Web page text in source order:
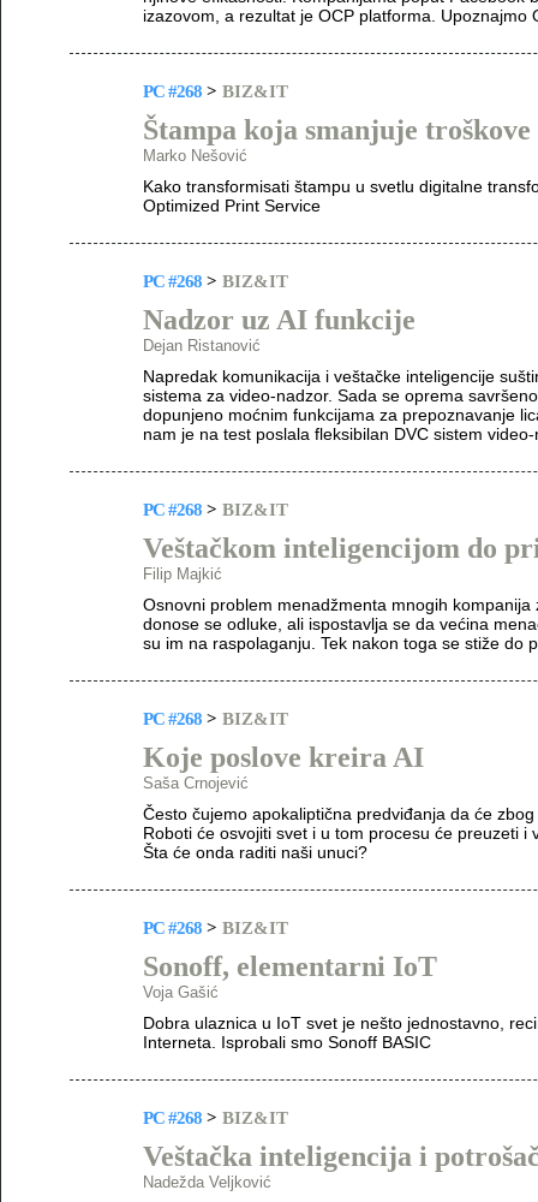
izazovom, a rezultat je OCP platforma. Upoznajmo
PC #268 > BIZ&IT
Štampa koja smanjuje troškove
Marko Nešović
Kako transformisati štampu u svetlu digitalne
Optimized Print Service
PC #268 > BIZ&IT
Nadzor uz AI funkcije
Dejan Ristanović
Napredak komunikacija i veštačke inteligencije
sistema za video-nadzor. Sada se oprema
dopunjeno moćnim funkcijama za prepoznavanje
nam je na test poslala fleksibilan DVC sistem
PC #268 > BIZ&IT
Veštačkom inteligencijom do
Filip Majkić
Osnovni problem menadžmenta mnogih
donose se odluke, ali ispostavlja se da većina
su im na raspolaganju. Tek nakon toga se stiže do
PC #268 > BIZ&IT
Koje poslove kreira AI
Saša Crnojević
Često čujemo apokaliptična predviđanja da će
Roboti će osvojiti svet i u tom procesu će preuzeti i
Šta će onda raditi naši unuci?
PC #268 > BIZ&IT
Sonoff, elementarni IoT
Voja Gašić
Dobra ulaznica u IoT svet je nešto jednostavno,
Interneta. Isprobali smo Sonoff BASIC
PC #268 > BIZ&IT
Veštačka inteligencija i
Nadežda Veljković